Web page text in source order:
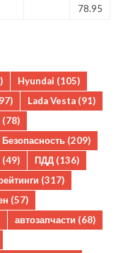
78.95
Hyundai (105)
Lada Vesta (91)
(78)
Безопасность (209)
(49) ПДД (136)
(317)
(57)
автозапчасти (68)